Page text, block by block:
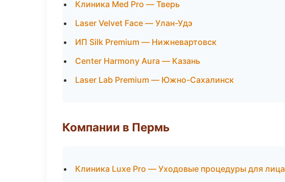
Клиника Med Pro — Тверь
Laser Velvet Face — Улан-Удэ
ИП Silk Premium — Нижневартовск
Center Harmony Aura — Казань
Laser Lab Premium — Южно-Сахалинск
Компании в Пермь
Клиника Luxe Pro — Уходовые процедуры для лица